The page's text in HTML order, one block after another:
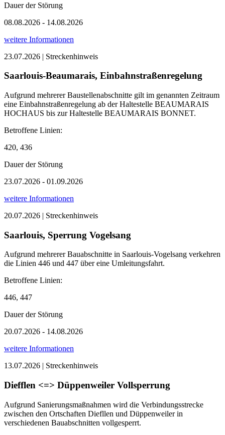
Dauer der Störung
08.08.2026 - 14.08.2026
weitere Informationen
23.07.2026 | Streckenhinweis
Saarlouis-Beaumarais, Einbahnstraßenregelung
Aufgrund mehrerer Baustellenabschnitte gilt im genannten Zeitraum
eine Einbahnstraßenregelung ab der Haltestelle BEAUMARAIS
HOCHAUS bis zur Haltestelle BEAUMARAIS BONNET.
Betroffene Linien:
420, 436
Dauer der Störung
23.07.2026 - 01.09.2026
weitere Informationen
20.07.2026 | Streckenhinweis
Saarlouis, Sperrung Vogelsang
Aufgrund mehrerer Bauabschnitte in Saarlouis-Vogelsang verkehren
die Linien 446 und 447 über eine Umleitungsfahrt.
Betroffene Linien:
446, 447
Dauer der Störung
20.07.2026 - 14.08.2026
weitere Informationen
13.07.2026 | Streckenhinweis
Diefflen <=> Düppenweiler Vollsperrung
Aufgrund Sanierungsmaßnahmen wird die Verbindungsstrecke
zwischen den Ortschaften Diefllen und Düppenweiler in
verschiedenen Bauabschnitten vollgesperrt.